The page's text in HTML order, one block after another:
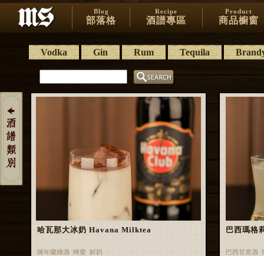
Blog
部落格
Recipe
酒譜專區
Product
商品櫥窗
Vodka Gin Rum Tequila
哈瓦那大冰奶 Havana Milktea
陳年蘭姆酒 蜂蜜 鮮奶
巴西瑪
巴西甘蔗酒